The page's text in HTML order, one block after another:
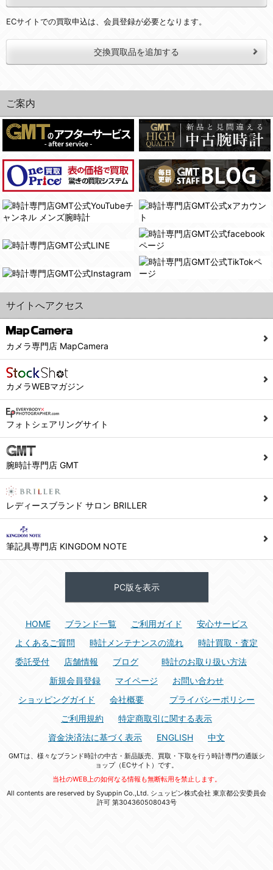
ECサイトでの買取申込は、会員登録が必要となります。
交換買取品を追加する
ご案内
サイトへアクセス
カメラ専門店 MapCamera
カメラWEBマガジン
フォトシェアリングサイト
腕時計専門店 GMT
レディースブランド サロン BRILLER
筆記具専門店 KINGDOM NOTE
PC版を表示
HOME ブランド一覧 ご利用ガイド
安心サービス
よくあるご質問
時計メンテナンスの流れ
時計買取・査定
委託受付
店舗情報 ブログ
時計のお取り扱い方法
新規会員登録
マイページ
お問い合わせ
ショッピングガイド
会社概要
プライバシーポリシー
ご利用規約
特定商取引に関する表示
資金決済法に基づく表示
ENGLISH 中文
GMTは、様々なブランド時計の中古・新品販売、買取・下取を行う時計専門の通販シ
ョップ（ECサイト）です。
当社のWEB上の如何なる情報も無断転用を禁止します。
All contents are reserved by Syuppin Co.,Ltd. シュッピン株式会社 東京都公安委員会
許可 第304360508043号